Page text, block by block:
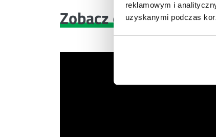
reklamowym i
uzyskanymi podczas
Zobacz co znajdziesz